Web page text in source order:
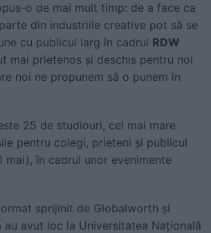
o de mai mult timp: de a face ca
din industriile creative pot să se
cu publicul larg în cadrul RDW
mai prietenos și deschis pentru noi
noi ne propunem să o punem în
25 de studiouri, cel mai mare
pentru colegi, prieteni și publicul
în cadrul unor evenimente
sprijinit de Globalworth și
avut loc la Universitatea Națională